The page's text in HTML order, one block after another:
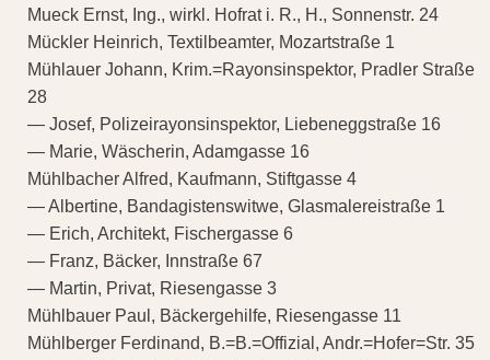
Mueck Ernst, Ing., wirkl. Hofrat i. R., H., Sonnenstr. 24
Mückler Heinrich, Textilbeamter, Mozartstraße 1
Mühlauer Johann, Krim.=Rayonsinspektor, Pradler Straße
28
— Josef, Polizeirayonsinspektor, Liebeneggstraße 16
— Marie, Wäscherin, Adamgasse 16
Mühlbacher Alfred, Kaufmann, Stiftgasse 4
— Albertine, Bandagistenswitwe, Glasmalereistraße 1
— Erich, Architekt, Fischergasse 6
— Franz, Bäcker, Innstraße 67
— Martin, Privat, Riesengasse 3
Mühlbauer Paul, Bäckergehilfe, Riesengasse 11
Mühlberger Ferdinand, B.=B.=Offizial, Andr.=Hofer=Str. 35